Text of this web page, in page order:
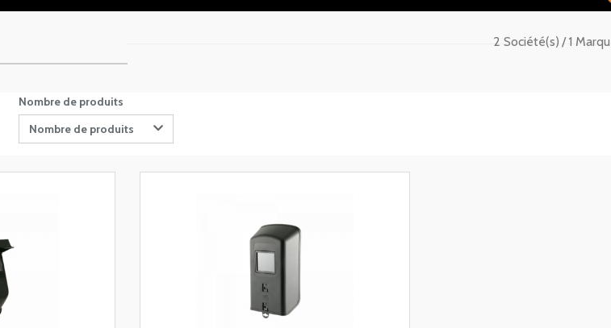
1
2 Société(s)
Nombre de produits
Nombre de produits